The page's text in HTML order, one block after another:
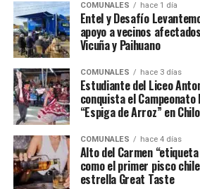
COMUNALES hace 1 día
Entel y Desafío
apoyo a vecinos
Vicuña y Paihuano
COMUNALES hace 3 días
Estudiante del Liceo
conquista el Campeonato
“Espiga de Arroz” en
COMUNALES hace 4 días
Alto del Carmen
como el primer pisco
estrella Great Taste